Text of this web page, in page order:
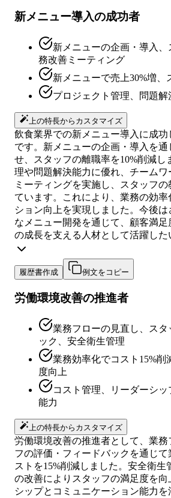
新メニュー導入の成功者
新メニューの企画・導入
務改善ミーティング
新メニューで売上30%増、
プロジェクト管理、問題
上の特長からカスタマイズ
飲食業界での新メニュー導入に成
です。新メニューの企画・導入を
せ、スタッフの離職率を10%削減し
理や問題解決能力に優れ、チーム
ミーティングを実施し、スタッフ
ています。これにより、業務の効
ション向上を実現しました。今後
なメニュー開発を通じて、顧客満
の成長を支える人材として活躍した
履歴書作成 例文をコピー
労働環境改善の推進者
業務フローの見直し、ス
ック、安全衛生管理
業務効率化でコスト15%
度向上
コスト管理、リーダーシ
能力
上の特長からカスタマイズ
労働環境改善の推進者として、業
フの評価・フィードバックを通じ
ストを15%削減しました。安全衛
の改善によりスタッフの満足度を
シップとコミュニケーション能力